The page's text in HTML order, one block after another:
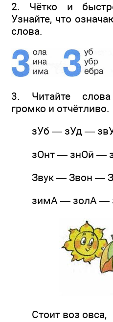
2. Чётко и
Узнайте, что
слова.
3. Читайте
громко и отчётливо.
зУб — зУд —
зОнт — знОй —
Звук — Звон —
зимА — золА —
Стоит воз овса,